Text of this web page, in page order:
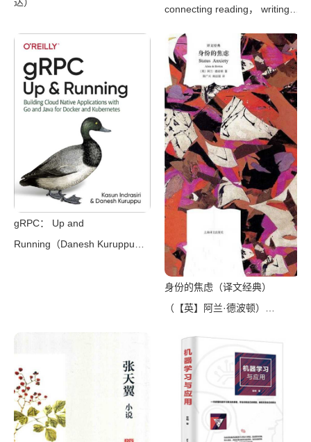
connecting reading， writing，
Lindfors）（Teachers College
Press 2008）
gRPC： Up and
Running（Danesh Kuruppu，
身份的焦虑（译文经典）
（【英】阿兰·德波顿）
Publishing House 2018）